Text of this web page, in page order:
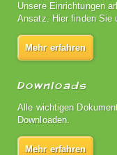
Unsere Einrichtungen
Ansatz. Hier finden Sie
Mehr erfahren
Downloads
Alle wichtigen
Downloaden.
Mehr erfahren